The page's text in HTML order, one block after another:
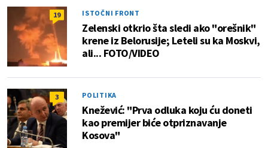
19 ISTOČNI FRONT
Zelenski otkrio šta sledi ako "orešnik"
krene iz Belorusije; Leteli su ka Moskvi,
ali... FOTO/VIDEO
3 POLITIKA
Knežević: "Prva odluka koju ću doneti
kao premijer biće otpriznavanje
Kosova"